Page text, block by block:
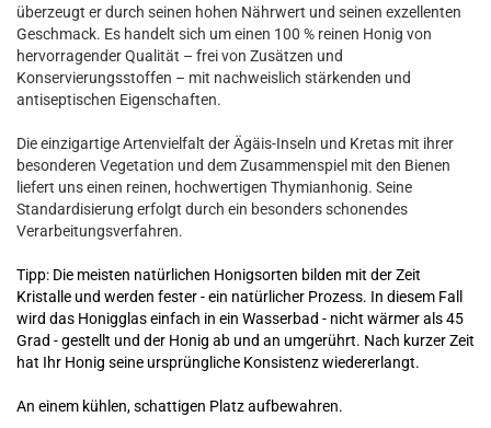
überzeugt er durch seinen hohen Nährwert und seinen exzellenten
Geschmack. Es handelt sich um einen 100 % reinen Honig von
hervorragender Qualität – frei von Zusätzen und
Konservierungsstoffen – mit nachweislich stärkenden und
antiseptischen Eigenschaften.
Die einzigartige Artenvielfalt der Ägäis-Inseln und Kretas mit ihrer
besonderen Vegetation und dem Zusammenspiel mit den Bienen
liefert uns einen reinen, hochwertigen Thymianhonig. Seine
Standardisierung erfolgt durch ein besonders schonendes
Verarbeitungsverfahren.
Tipp: Die meisten natürlichen Honigsorten bilden mit der Zeit
Kristalle und werden fester - ein natürlicher Prozess. In diesem Fall
wird das Honigglas einfach in ein Wasserbad - nicht wärmer als 45
Grad - gestellt und der Honig ab und an umgerührt. Nach kurzer Zeit
hat Ihr Honig seine ursprüngliche Konsistenz wiedererlangt.
An einem kühlen, schattigen Platz aufbewahren.